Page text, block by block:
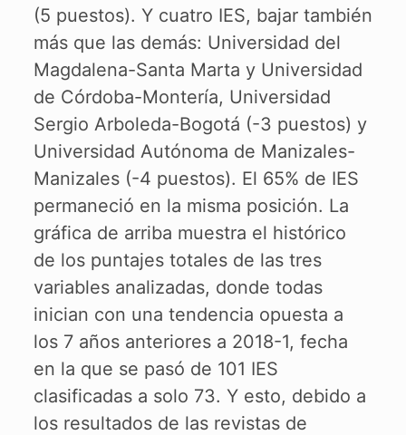
(5 puestos). Y cuatro IES, bajar también
más que las demás: Universidad del
Magdalena-Santa Marta y Universidad
de Córdoba-Montería, Universidad
Sergio Arboleda-Bogotá (-3 puestos) y
Universidad Autónoma de Manizales-
Manizales (-4 puestos). El 65% de IES
permaneció en la misma posición. La
gráfica de arriba muestra el histórico
de los puntajes totales de las tres
variables analizadas, donde todas
inician con una tendencia opuesta a
los 7 años anteriores a 2018-1, fecha
en la que se pasó de 101 IES
clasificadas a solo 73. Y esto, debido a
los resultados de las revistas de